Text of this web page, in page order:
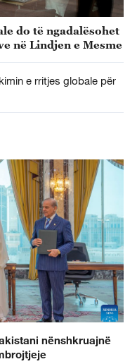
do të ngadalësohet
në Lindjen e Mesme
e rritjes globale për
nënshkruajnë